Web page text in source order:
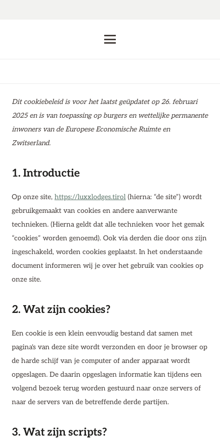
Dit cookiebeleid is voor het laatst geüpdatet op 26. februari
2025 en is van toepassing op burgers en wettelijke permanente
inwoners van de Europese Economische Ruimte en
Zwitserland.
1. Introductie
Op onze site, https://luxxlodges.tirol (hierna: “de site”) wordt
gebruikgemaakt van cookies en andere aanverwante
technieken. (Hierna geldt dat alle technieken voor het gemak
“cookies” worden genoemd). Ook via derden die door ons zijn
ingeschakeld, worden cookies geplaatst. In het onderstaande
document informeren wij je over het gebruik van cookies op
onze site.
2. Wat zijn cookies?
Een cookie is een klein eenvoudig bestand dat samen met
pagina's van deze site wordt verzonden en door je browser op
de harde schijf van je computer of ander apparaat wordt
opgeslagen. De daarin opgeslagen informatie kan tijdens een
volgend bezoek terug worden gestuurd naar onze servers of
naar de servers van de betreffende derde partijen.
3. Wat zijn scripts?